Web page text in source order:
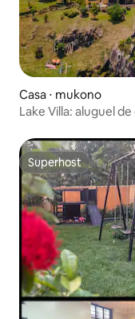
Casa ⋅ mukono
Lake Villa: aluguel
Superhost
Superhost